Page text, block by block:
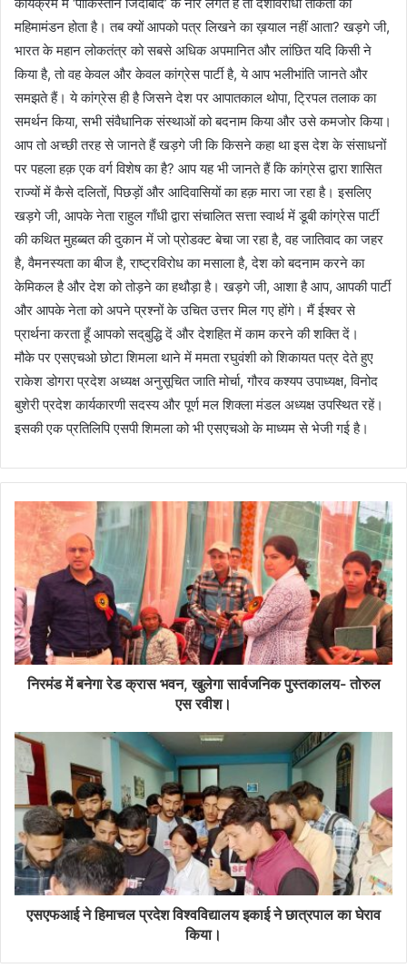
महिमामंडन होता है। तब क्यों आपको पत्र लिखने का ख़याल नहीं आता? खड़गे जी,
भारत के महान लोकतंत्र को सबसे अधिक अपमानित और लांछित यदि किसी ने
किया है, तो वह केवल और केवल कांग्रेस पार्टी है, ये आप भलीभांति जानते और
समझते हैं। ये कांग्रेस ही है जिसने देश पर आपातकाल थोपा, ट्रिपल तलाक का
समर्थन किया, सभी संवैधानिक संस्थाओं को बदनाम किया और उसे कमजोर किया।
आप तो अच्छी तरह से जानते हैं खड़गे जी कि किसने कहा था इस देश के संसाधनों
पर पहला हक़ एक वर्ग विशेष का है? आप यह भी जानते हैं कि कांग्रेस द्वारा शासित
राज्यों में कैसे दलितों, पिछड़ों और आदिवासियों का हक़ मारा जा रहा है। इसलिए
खड़गे जी, आपके नेता राहुल गाँधी द्वारा संचालित सत्ता स्वार्थ में डूबी कांग्रेस पार्टी
की कथित मुहब्बत की दुकान में जो प्रोडक्ट बेचा जा रहा है, वह जातिवाद का जहर
है, वैमनस्यता का बीज है, राष्ट्रविरोध का मसाला है, देश को बदनाम करने का
केमिकल है और देश को तोड़ने का हथौड़ा है। खड़गे जी, आशा है आप, आपकी पार्टी
और आपके नेता को अपने प्रश्नों के उचित उत्तर मिल गए होंगे। मैं ईश्वर से
प्रार्थना करता हूँ आपको सद्‌बुद्धि दें और देशहित में काम करने की शक्ति दें।
मौके पर एसएचओ छोटा शिमला थाने में ममता रघुवंशी को शिकायत पत्र देते हुए
राकेश डोगरा प्रदेश अध्यक्ष अनुसूचित जाति मोर्चा, गौरव कश्यप उपाध्यक्ष, विनोद
बुशेरी प्रदेश कार्यकारणी सदस्य और पूर्ण मल शिक्ला मंडल अध्यक्ष उपस्थित रहें।
इसकी एक प्रतिलिपि एसपी शिमला को भी एसएचओ के माध्यम से भेजी गई है।
निरमंड में बनेगा रेड क्रास भवन, खुलेगा सार्वजनिक पुस्तकालय- तोरुल
एस रवीश।
एसएफआई ने हिमाचल प्रदेश विश्वविद्यालय इकाई ने छात्रपाल का घेराव
किया।